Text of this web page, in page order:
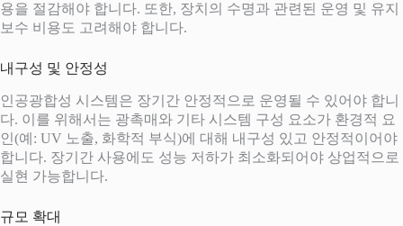
용을 절감해야 합니다. 또한, 장치의 수명과 관련된 운영 및 유지
보수 비용도 고려해야 합니다.
내구성 및 안정성
인공광합성 시스템은 장기간 안정적으로 운영될 수 있어야 합니
다. 이를 위해서는 광촉매와 기타 시스템 구성 요소가 환경적 요
인(예: UV 노출, 화학적 부식)에 대해 내구성 있고 안정적이어야
합니다. 장기간 사용에도 성능 저하가 최소화되어야 상업적으로
실현 가능합니다.
규모 확대